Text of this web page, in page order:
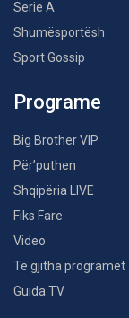
Serie A
Shumësportësh
Sport Gossip
Programe
Big Brother VIP
Për’puthen
Shqipëria LIVE
Fiks Fare
Video
Të gjitha programet
Guida TV